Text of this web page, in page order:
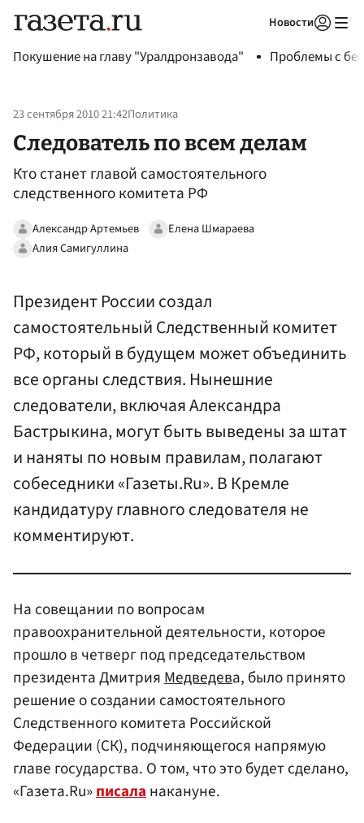
Новости
Покушение на главу "Уралдронзавода" Проблемы с
23 сентября 2010 21:42Политика
Следователь по всем делам
Кто станет главой самостоятельного
следственного комитета РФ
Александр Артемьев
Елена Шмараева
Алия Самигуллина
Президент России создал
самостоятельный Следственный комитет
РФ, который в будущем может объединить
все органы следствия. Нынешние
следователи, включая Александра
Бастрыкина, могут быть выведены за штат
и наняты по новым правилам, полагают
собеседники «Газеты.Ru». В Кремле
кандидатуру главного следователя не
комментируют.
На совещании по вопросам
правоохранительной деятельности, которое
прошло в четверг под председательством
президента Дмитрия Медведева, было принято
решение о создании самостоятельного
Следственного комитета Российской
Федерации (СК), подчиняющегося напрямую
главе государства. О том, что это будет сделано,
«Газета.Ru»писала накануне.